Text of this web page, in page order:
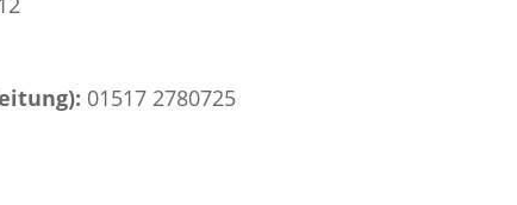
01517 2780725